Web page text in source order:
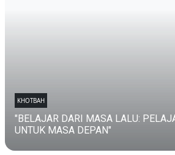
KHOTBAH
"BELAJAR DARI MASA LALU:
UNTUK MASA DEPAN"